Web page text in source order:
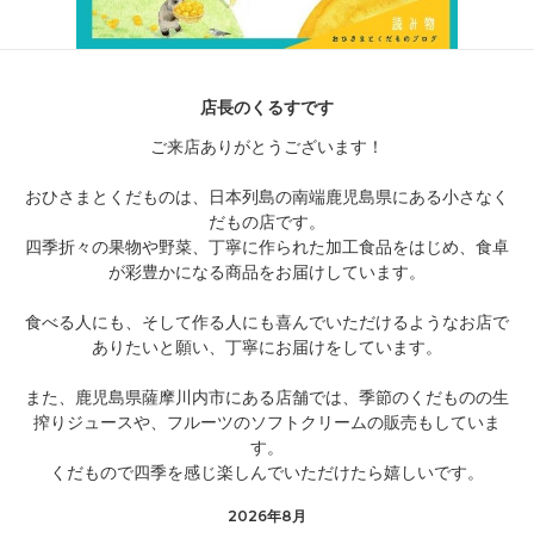
店長のくるすです
ご来店ありがとうございます！
おひさまとくだものは、日本列島の南端鹿児島県にある小さなく
だもの店です。
四季折々の果物や野菜、丁寧に作られた加工食品をはじめ、食卓
が彩豊かになる商品をお届けしています。
食べる人にも、そして作る人にも喜んでいただけるようなお店で
ありたいと願い、丁寧にお届けをしています。
また、鹿児島県薩摩川内市にある店舗では、季節のくだものの生
搾りジュースや、フルーツのソフトクリームの販売もしていま
す。
くだもので四季を感じ楽しんでいただけたら嬉しいです。
2026年8月